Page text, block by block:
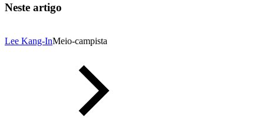
Neste artigo
Lee Kang-InMeio-campista